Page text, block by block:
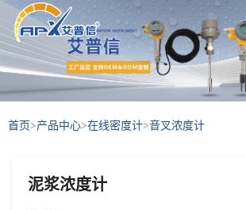
首页>产品中心>在线密度计>音叉浓度计
泥浆浓度计